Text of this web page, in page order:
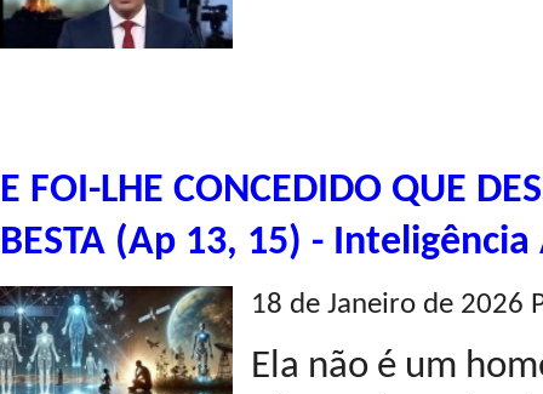
E FOI-LHE CONCEDIDO QUE
BESTA (Ap 13, 15) -
18 de Janeiro de 2026
Ela não é um